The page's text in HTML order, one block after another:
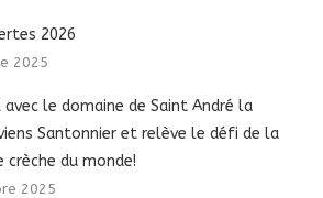
2026
2025
avec le domaine de Saint André la
Santonnier et relève le défi de la
crèche du monde!
2025